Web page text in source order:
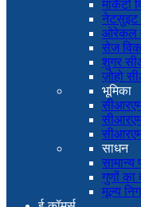
मार्केटो
नेटसुइट
ओरेकल
सेज
शुगर
ज़ोहो
भूमिका
सीआरएम
सीआरएम
साधन
सामान्य
गुणों का
मूल्य